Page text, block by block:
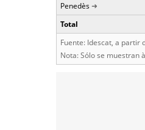
Penedès
Total
Fuente: Idescat, a partir
Nota: Sólo se muestran